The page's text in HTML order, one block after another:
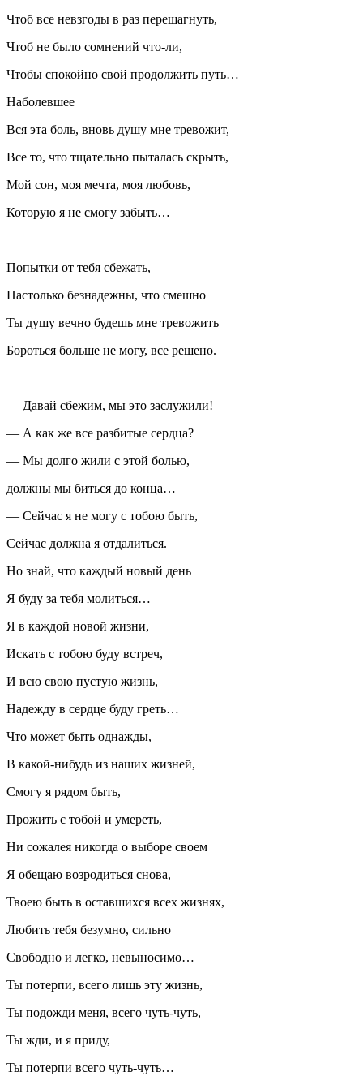
Чтоб все невзгоды в раз перешагнуть,
Чтоб не было сомнений что-ли,
Чтобы спокойно свой продолжить путь…
Наболевшее
Вся эта боль, вновь душу мне тревожит,
Все то, что тщательно пыталась скрыть,
Мой сон, моя мечта, моя любовь,
Которую я не смогу забыть…
Попытки от тебя сбежать,
Настолько безнадежны, что смешно
Ты душу вечно будешь мне тревожить
Бороться больше не могу, все решено.
— Давай сбежим, мы это заслужили!
— А как же все разбитые сердца?
— Мы долго жили с этой болью,
должны мы биться до конца…
— Сейчас я не могу с тобою быть,
Сейчас должна я отдалиться.
Но знай, что каждый новый день
Я буду за тебя молиться…
Я в каждой новой жизни,
Искать с тобою буду встреч,
И всю свою пустую жизнь,
Надежду в сердце буду греть…
Что может быть однажды,
В какой-нибудь из наших жизней,
Смогу я рядом быть,
Прожить с тобой и умереть,
Ни сожалея никогда о выборе своем
Я обещаю возродиться снова,
Твоею быть в оставшихся всех жизнях,
Любить тебя безумно, сильно
Свободно и легко, невыносимо…
Ты потерпи, всего лишь эту жизнь,
Ты подожди меня, всего чуть-чуть,
Ты жди, и я приду,
Ты потерпи всего чуть-чуть…